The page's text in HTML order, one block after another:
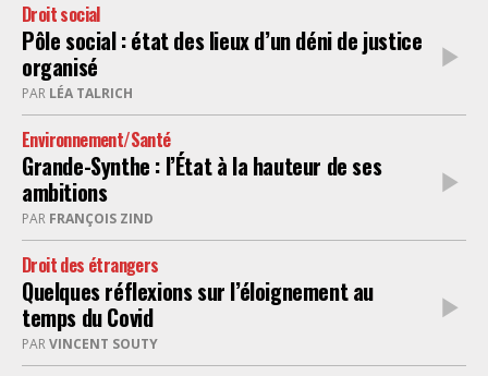
Droit social
Pôle social : état des lieux d’un déni de justice
organisé
PAR LÉA TALRICH
Environnement/Santé
Grande-Synthe : l’État à la hauteur de ses
ambitions
PAR FRANÇOIS ZIND
Droit des étrangers
Quelques réflexions sur l’éloignement au
temps du Covid
PARVINCENT SOUTY